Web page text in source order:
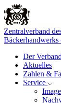
Zentralverband
Bäckerhandwerks
Der Verband
Aktuelles
Zahlen &
Service